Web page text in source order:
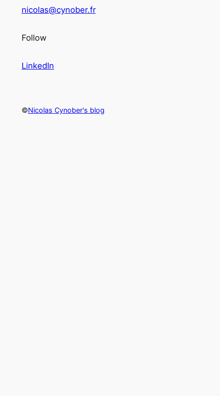
nicolas@cynober.fr
Follow
LinkedIn
©Nicolas Cynober's blog